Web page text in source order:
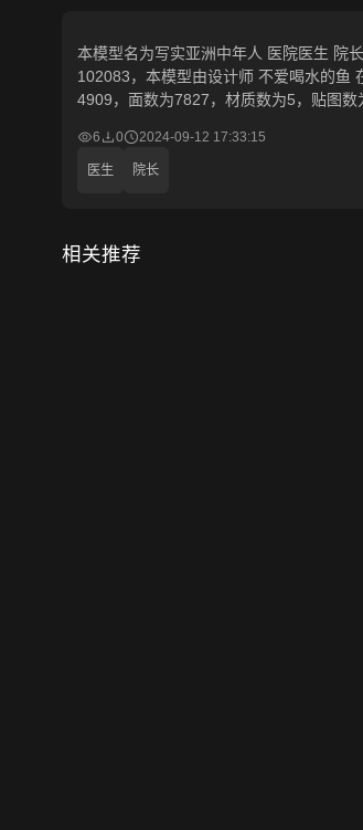
本模型名为写实亚洲中年人 医院医生 院
102083，本模型由设计师 不爱喝水的鱼
4909，面数为7827，材质数为5，贴图数
6 0 2024-09-12 17:33:15
医生 院长
相关推荐